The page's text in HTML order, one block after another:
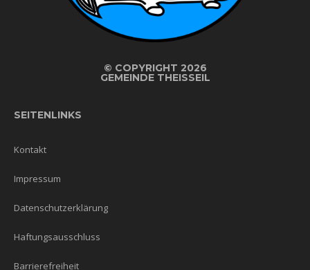
© COPYRIGHT 2026
GEMEINDE THEISSEIL
SEITENLINKS
Kontakt
Impressum
Datenschutzerklärung
Haftungsausschluss
Barrierefreiheit